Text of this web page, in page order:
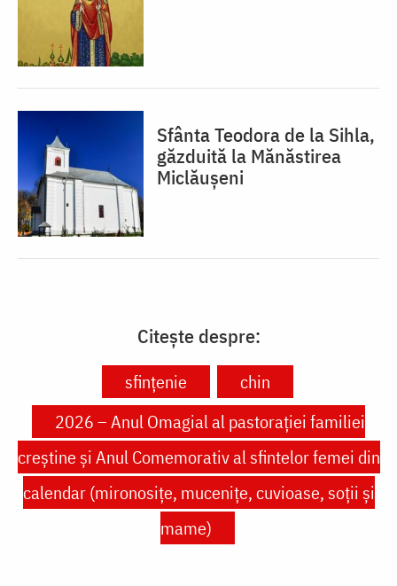
Sfânta Teodora de la Sihla,
găzduită la Mănăstirea
Miclăușeni
Citește despre:
sfințenie
chin
2026 – Anul Omagial al pastorației familiei
creștine și Anul Comemorativ al sfintelor femei din
calendar (mironosițe, mucenițe, cuvioase, soții și
mame)